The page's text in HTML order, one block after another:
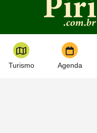
Turismo Agenda